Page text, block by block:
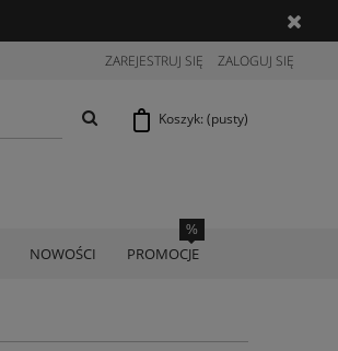
ZAREJESTRUJ SIĘ ZALOGUJ SIĘ
Koszyk: (pusty)
NOWOŚCI PROMOCJE